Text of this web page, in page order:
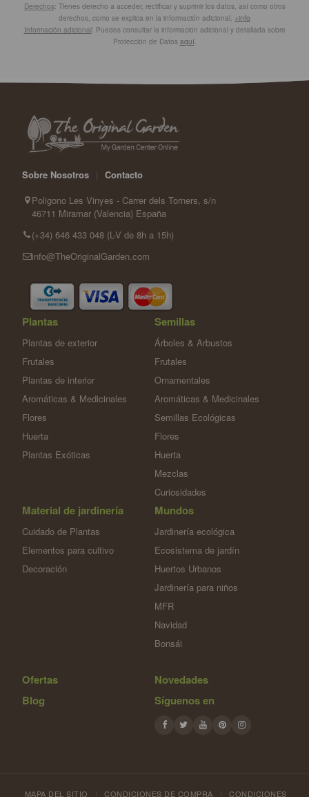
Derechos: Tienes derecho a acceder, rectificar y suprimir los datos, así como otros
derechos, como se explica en la información adicional. +info
Información adicional: Puedes consultar la información adicional y detallada sobre
Protección de Datos aquí.
Sobre Nosotros
Contacto
Poligono Les Vinyes - Carrer dels Torners, s/n
46711 Miramar (Valencia) España
(+34) 646 433 048 (L-V de 8h a 15h)
info@TheOriginalGarden.com
Plantas
Plantas de exterior
Frutales
Plantas de interior
Aromáticas & Medicinales
Flores
Huerta
Plantas Exóticas
Semillas
Árboles & Arbustos
Frutales
Ornamentales
Aromáticas & Medicinales
Semillas Ecológicas
Flores
Huerta
Mezclas
Curiosidades
Material de jardinería
Cuidado de Plantas
Elementos para cultivo
Decoración
Mundos
Jardinería ecológica
Ecosistema de jardín
Huertos Urbanos
Jardinería para niños
MFR
Navidad
Bonsái
Ofertas
Novedades
Blog
Síguenos en
MAPA DEL SITIO CONDICIONES DE COMPRA CONDICIONES